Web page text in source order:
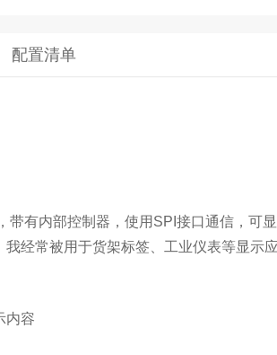
配置清单
有内部控制器，使用SPI接口通信，可显
经常被用于货架标签、工业仪表等显示应
内容